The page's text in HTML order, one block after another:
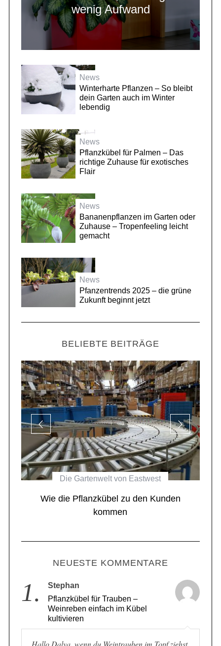
wenig Aufwand
News
Winterharte Pflanzen – So bleibt
dein Garten auch im Winter
lebendig
News
Pflanzkübel für Palmen – Das
richtige Zuhause für exotisches
Flair
News
Bananenpflanzen im Garten oder
Zuhause – Tropenfeeling leicht
gemacht
News
Pfanzentrends 2025 – die grüne
Zukunft beginnt jetzt
BELIEBTE BEITRÄGE
Die Gartenwelt von Eastwest
Wie die Pflanzkübel zu den Kunden
kommen
NEUESTE KOMMENTARE
1.
Stephan
Pflanzkübel für Trauben –
Weinreben einfach im Kübel
kultivieren
Hallo Dalya, wenn du Weintrauben im Topf ziehst,